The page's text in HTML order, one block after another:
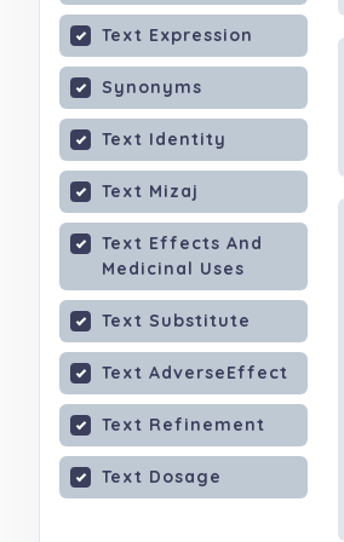
Text Expression
Synonyms
Text Identity
Text Mizaj
Text Effects And
Medicinal Uses
Text Substitute
Text AdverseEffect
Text Refinement
Text Dosage